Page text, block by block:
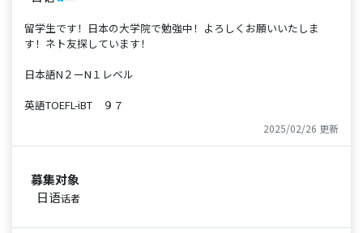
留学生です！日本の大学院で勉強中！よろしくお願いいたしま
す！ネト友探しています！
日本語N２ーN１レベル
英語TOEFL-iBT ９７
2025/02/26 更新
募集对象
日语话者